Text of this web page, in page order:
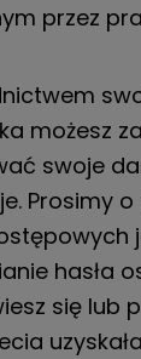
przez
możesz
swoje
Prosimy
hasła
się lub